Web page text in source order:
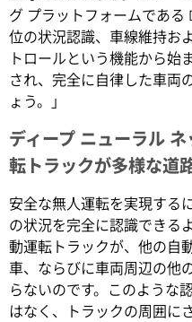
グ プラットフォームである
位の状況認識、車線維持お
トロールという機能から始
され、完全に自律した車両
ょう。」
ディープ ニューラル
転トラックが多様な道
安全な無人運転を実現する
の状況を完全に認識できる
動運転トラックが、他の自
車、ならびに車両周辺の他
らないのです。このような
はなく、トラックの周囲に